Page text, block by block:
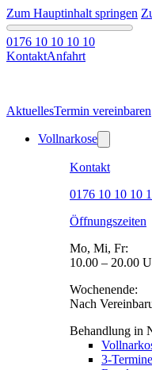
Zum Hauptinhalt springen
0176 10 10 10 10
KontaktAnfahrt
AktuellesTermin vereinbaren
Vollnarkose
Kontakt
0176 10 10 10
Öffnungszeiten
Mo, Mi, Fr:
10.00 – 20.00
Wochenende:
Nach
Behandlung in
3-